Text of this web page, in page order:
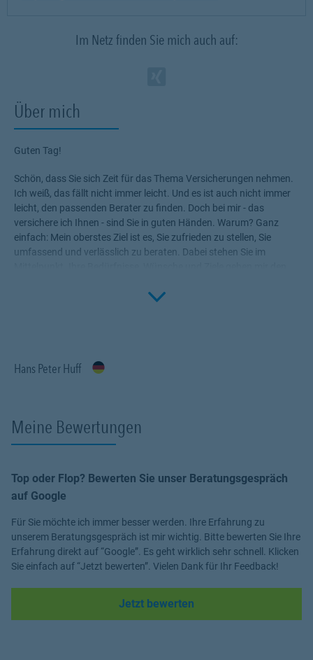
Über mich
Guten Tag!
Schön, dass Sie sich Zeit für das Thema Versicherungen nehmen.
Ich weiß, das fällt nicht immer leicht. Und es ist auch nicht immer
leicht, den passenden Berater zu finden. Doch bei mir - das
versichere ich Ihnen - sind Sie in guten Händen. Warum? Ganz
einfach: Mein oberstes Ziel ist es, Sie zufrieden zu stellen, Sie
umfassend und verlässlich zu beraten. Dabei stehen Sie im
Versicherungen, die Ihnen die nötige Sicherheit geben, Ihr Leben
bin für Sie da.
Click to
Hans Peter Huff
Im Netz finden Sie mich auch auf:
Meine Bewertungen
Top oder Flop? Bewerten Sie unser Beratungsgespräch
auf Google
Für Sie möchte ich immer besser werden. Ihre Erfahrung zu
unserem Beratungsgespräch ist mir wichtig. Bitte bewerten Sie Ihre
Erfahrung direkt auf “Google”. Es geht wirklich sehr schnell. Klicken
Sie einfach auf “Jetzt bewerten”. Vielen Dank für Ihr Feedback!
Jetzt bewerten